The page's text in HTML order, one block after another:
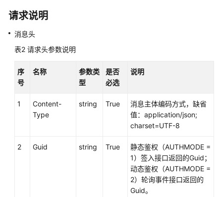
类
接
口
考
文
席
请求说明
消息头
表2 请求头参数说明
序
号
名称
参数类
型
是否
必选
说明
1
Content-
Type
string True
消息主体编码方式，缺省
值：application/json;
charset=UTF-8
2 Guid string True
静态鉴权（AUTHMODE =
1）签入接口返回的Guid；
动态鉴权（AUTHMODE =
2）轮询事件接口返回的
Guid。